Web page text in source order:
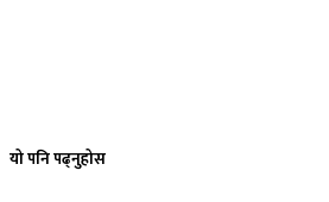
योपनि पढ्नुहोस